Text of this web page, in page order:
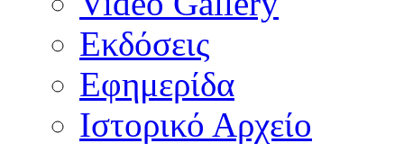
Εκδόσεις
Εφημερίδα
Ιστορικό Αρχείο